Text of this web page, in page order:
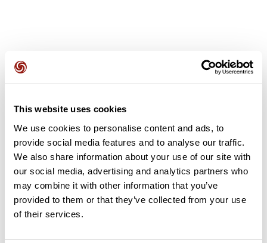
This website uses cookies
We use cookies to personalise content and ads, to
provide social media features and to analyse our traffic.
We also share information about your use of our site with
our social media, advertising and analytics partners who
may combine it with other information that you’ve
provided to them or that they’ve collected from your use
of their services.
Ajouter un avis
Découvrez ce parcours de vélo de 63 km à proximité de